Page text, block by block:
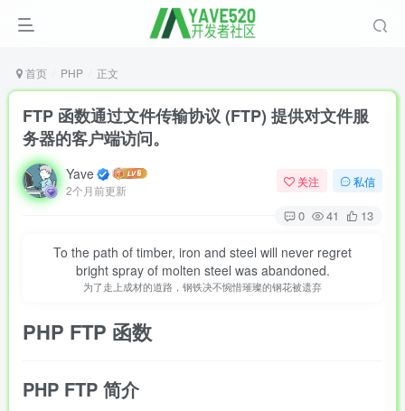
首页 PHP 正文
FTP 函数通过文件传输协议 (FTP) 提供对文件服
务器的客户端访问。
Yave
2个月前更新
关注 私信
0 41 13
To the path of timber, iron and steel will never regret
bright spray of molten steel was abandoned.
为了走上成材的道路，钢铁决不惋惜璀璨的钢花被遗弃
PHP FTP 函数
PHP FTP 简介